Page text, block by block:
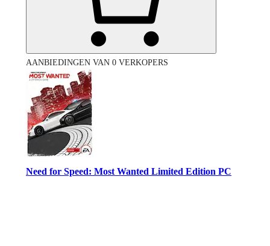
AANBIEDINGEN VAN 0 VERKOPERS
Need for Speed: Most Wanted Limited Edition PC